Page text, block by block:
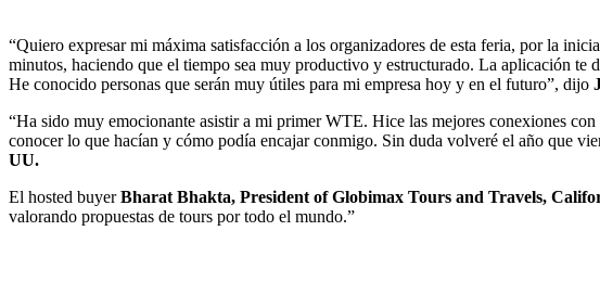
“Quiero expresar mi máxima satisfacción a los organizadores de esta feria, por la
minutos, haciendo que el tiempo sea muy productivo y estructurado. La aplicación te
He conocido personas que serán muy útiles para mi empresa hoy y en el futuro”, dijo
“Ha sido muy emocionante asistir a mi primer WTE. Hice las mejores conexiones
conocer lo que hacían y cómo podía encajar conmigo. Sin duda volveré el año que
UU.
El hosted buyerBharat Bhakta, President of Globimax Tours and Travels,
valorando propuestas de tours por todo el mundo.”